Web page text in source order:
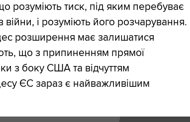
розуміють тиск, під яким перебуває
і розуміють його розчарування.
розширення має залишатися
що з припиненням прямої
з боку США та відчуттям
ЄС зараз є найважливішим